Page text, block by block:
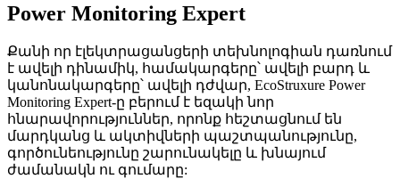
Power Monitoring Expert
Քանի որ էլեկտրացանցերի տեխնոլոգիան դառնում
է ավելի դինամիկ, համակարգերը՝ ավելի բարդ և
կանոնակարգերը՝ ավելի դժվար, EcoStruxure Power
Monitoring Expert-ը բերում է եզակի նոր
հնարավորություններ, որոնք հեշտացնում են
մարդկանց և ակտիվների պաշտպանությունը,
գործունեությունը շարունակելը և խնայում
ժամանակն ու գումարը: